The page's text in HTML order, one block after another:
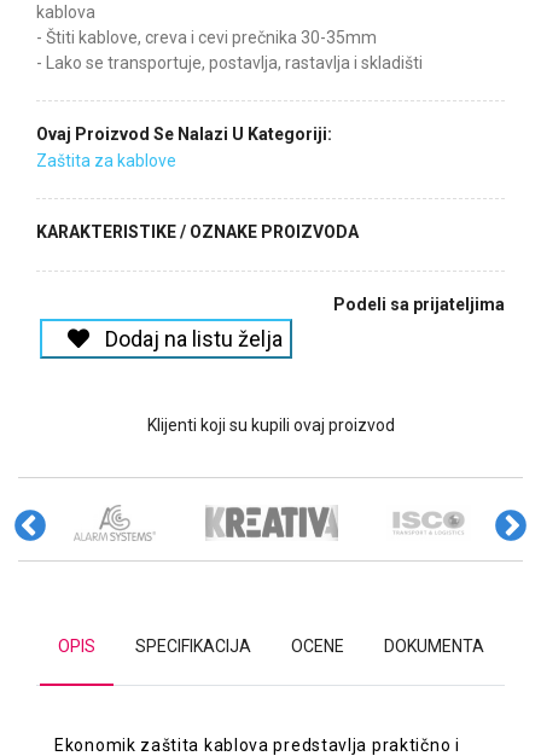
kablova
- Štiti kablove, creva i cevi prečnika 30-35mm
- Lako se transportuje, postavlja, rastavlja i skladišti
Ovaj Proizvod Se Nalazi U Kategoriji:
Zaštita za kablove
KARAKTERISTIKE / OZNAKE PROIZVODA
Podeli sa prijateljima
Dodaj na listu želja
Klijenti koji su kupili ovaj proizvod
OPIS SPECIFIKACIJA OCENE DOKUMENTA
Ekonomik zaštita kablova predstavlja praktično i